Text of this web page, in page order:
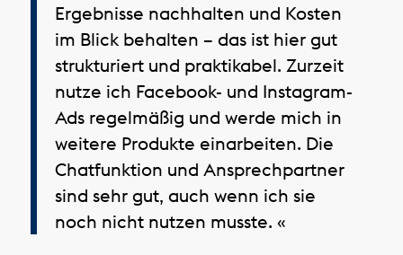
Ergebnisse nachhalten und Kosten
im Blick behalten – das ist hier gut
strukturiert und praktikabel. Zurzeit
nutze ich Facebook- und Instagram-
Ads regelmäßig und werde mich in
weitere Produkte einarbeiten. Die
Chatfunktion und Ansprechpartner
sind sehr gut, auch wenn ich sie
noch nicht nutzen musste. «